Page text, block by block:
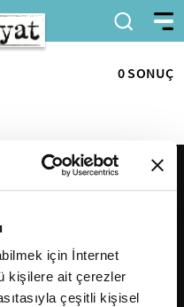
için İnternet
kişilere ait çerezler
çeşitli kişisel
0 SONUÇ